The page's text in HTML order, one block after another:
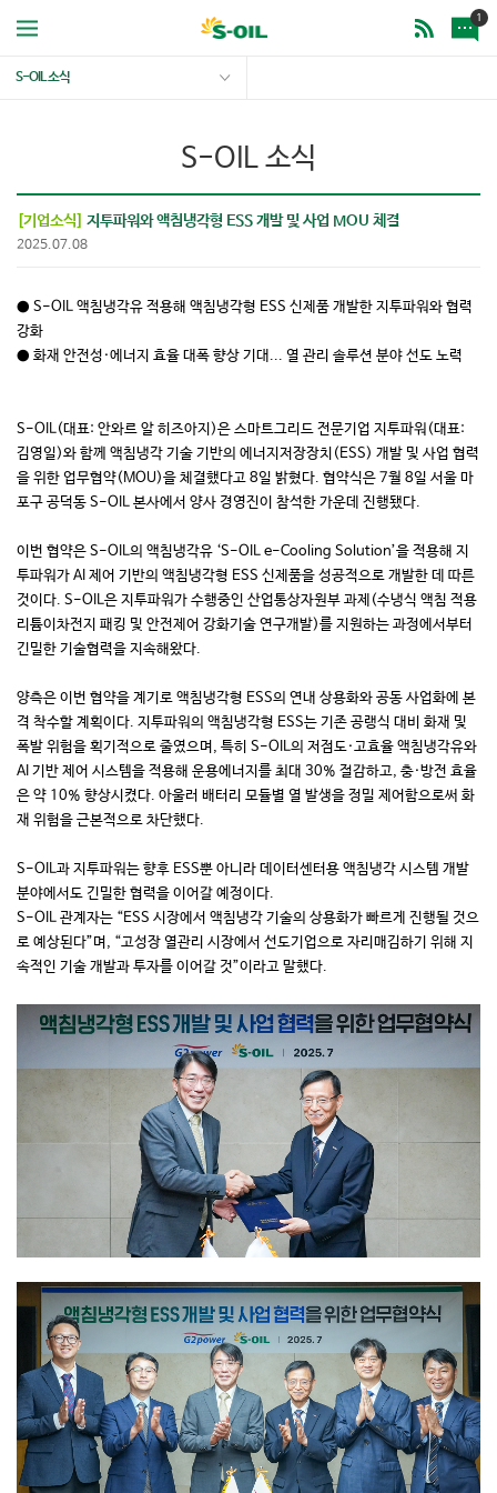
1
S-OIL 소식
S-OIL 소식
[기업소식] 지투파워와 액침냉각형 ESS 개발 및 사업 MOU 체결
2025.07.08
● S-OIL 액침냉각유 적용해 액침냉각형 ESS 신제품 개발한 지투파워와 협력
강화
● 화재 안전성·에너지 효율 대폭 향상 기대... 열 관리 솔루션 분야 선도 노력
S-OIL(대표: 안와르 알 히즈아지)은 스마트그리드 전문기업 지투파워(대표:
김영일)와 함께 액침냉각 기술 기반의 에너지저장장치(ESS) 개발 및 사업 협력
을 위한 업무협약(MOU)을 체결했다고 8일 밝혔다. 협약식은 7월 8일 서울 마
포구 공덕동 S-OIL 본사에서 양사 경영진이 참석한 가운데 진행됐다.
이번 협약은 S-OIL의 액침냉각유 ‘S-OIL e-Cooling Solution’을 적용해 지
투파워가 AI 제어 기반의 액침냉각형 ESS 신제품을 성공적으로 개발한 데 따른
것이다. S-OIL은 지투파워가 수행중인 산업통상자원부 과제(수냉식 액침 적용
리튬이차전지 패킹 및 안전제어 강화기술 연구개발)를 지원하는 과정에서부터
긴밀한 기술협력을 지속해왔다.
양측은 이번 협약을 계기로 액침냉각형 ESS의 연내 상용화와 공동 사업화에 본
격 착수할 계획이다. 지투파워의 액침냉각형 ESS는 기존 공랭식 대비 화재 및
폭발 위험을 획기적으로 줄였으며, 특히 S-OIL의 저점도·고효율 액침냉각유와
AI 기반 제어 시스템을 적용해 운용에너지를 최대 30% 절감하고, 충·방전 효율
은 약 10% 향상시켰다. 아울러 배터리 모듈별 열 발생을 정밀 제어함으로써 화
재 위험을 근본적으로 차단했다.
S-OIL과 지투파워는 향후 ESS뿐 아니라 데이터센터용 액침냉각 시스템 개발
분야에서도 긴밀한 협력을 이어갈 예정이다.
S-OIL 관계자는 “ESS 시장에서 액침냉각 기술의 상용화가 빠르게 진행될 것으
로 예상된다”며, “고성장 열관리 시장에서 선도기업으로 자리매김하기 위해 지
속적인 기술 개발과 투자를 이어갈 것”이라고 말했다.